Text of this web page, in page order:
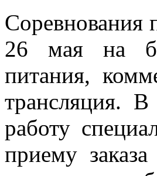
Соревнования
26 мая на
питания,
трансляция.
работу
приему